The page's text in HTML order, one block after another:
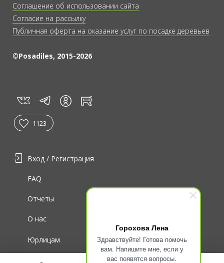
Горохова Лена
Здравствуйте! Готова помочь
вам. Напишите мне, если у
вас появятся вопросы.
Соглашение об использовании сайта
Согласие на рассылку
Публичная оферта на оказание услуг по посадке деревьев
©Posadiles, 2015-2026
vk tg in rt
1123
Вход / Регистрация
Юрлицам
О нас
Отчеты
FAQ